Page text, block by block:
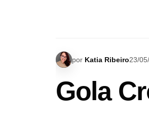
por Katia Ribeiro23/
Gola